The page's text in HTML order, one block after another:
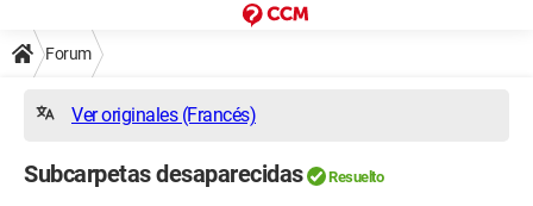
Forum
Ver originales (Francés)
Subcarpetas desaparecidas Resuelto